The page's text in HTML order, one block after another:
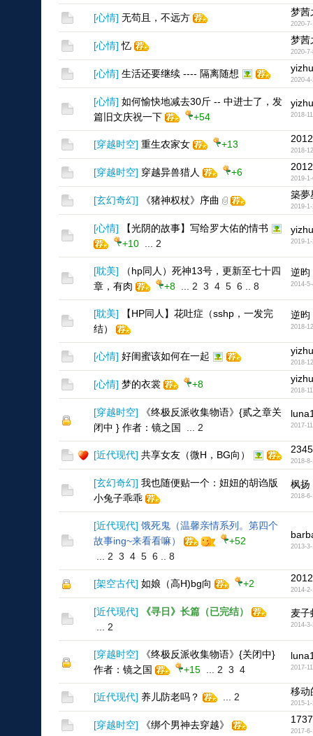
[心情] 无苟且，不远方 梦茜
2020-
[心情] 忆 梦茜
2020-7-
[心情] 生活还要继续 ---- 隔离随想 yizhu
2020-
[心情] 如何愉快地减去30斤 -- 中进士了，发
篇旧文庆祝一下
+54
yizhu
2018-
[穿越时空] 重生农家女 +13
2018-
[穿越时空] 穿越异兽猎人 +6
2019-1-
[玄幻奇幻] 《猪神权杖》序曲 築夢
2019-
[心情]
【光阴的故事】写给罗大佑的情书
+10
2
yizhu
2019-1-
[耽美]
（hp同人）死神13号，更新至七十四
章，有肉
+8 2 3 4 5 6 8
逆昀
2014-5-
[耽美]
【HP同人】花吐症（sshp，一发完
结）
逆昀
2018-
[心情] 好闺蜜该如何在一起 yizhu
2018-
[心情] 梦的衣裳 +8 yizhu
2018-
[穿越时空]
《终极反派收集物语》{贰之章关
闭中 } 作者：镜之国
2 2017-
[近代现代] 共享女友（微H，BG向）
2018-
[玄幻奇幻] 我也随便贴一个：妞妞的胡诌版
小兔子乖乖
枫扬
2018-
[近代现代] 饿死鬼（温馨亲情系列。第四个
故事ing~来看看嘛）
+52
2 3 4 5 6 8
2013-
[架空古代] 如娘（高H)bg向 +2
2014-
[近代现代]
《寻日》长篇（已完结）
2
麦子
2014-
[穿越时空]
《终极反派收集物语》{关闭中}
作者：镜之国
+15 2 3 4 2017-
[近代现代] 养儿防老吗？ 2 移动
2015-
[穿越时空] 《绑个男神去穿越》
2017-